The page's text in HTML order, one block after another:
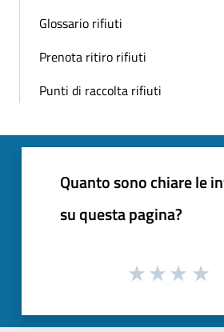
Glossario rifiuti
Prenota ritiro rifiuti
Punti di raccolta rifiuti
Quanto sono chiare le
su questa pagina?